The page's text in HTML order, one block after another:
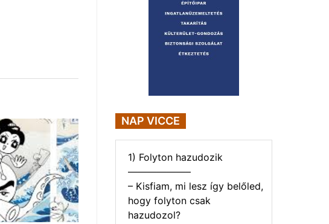
NAP VICCE
1) Folyton hazudozik
——————–
– Kisfiam, mi lesz így belőled,
hogy folyton csak
hazudozol?